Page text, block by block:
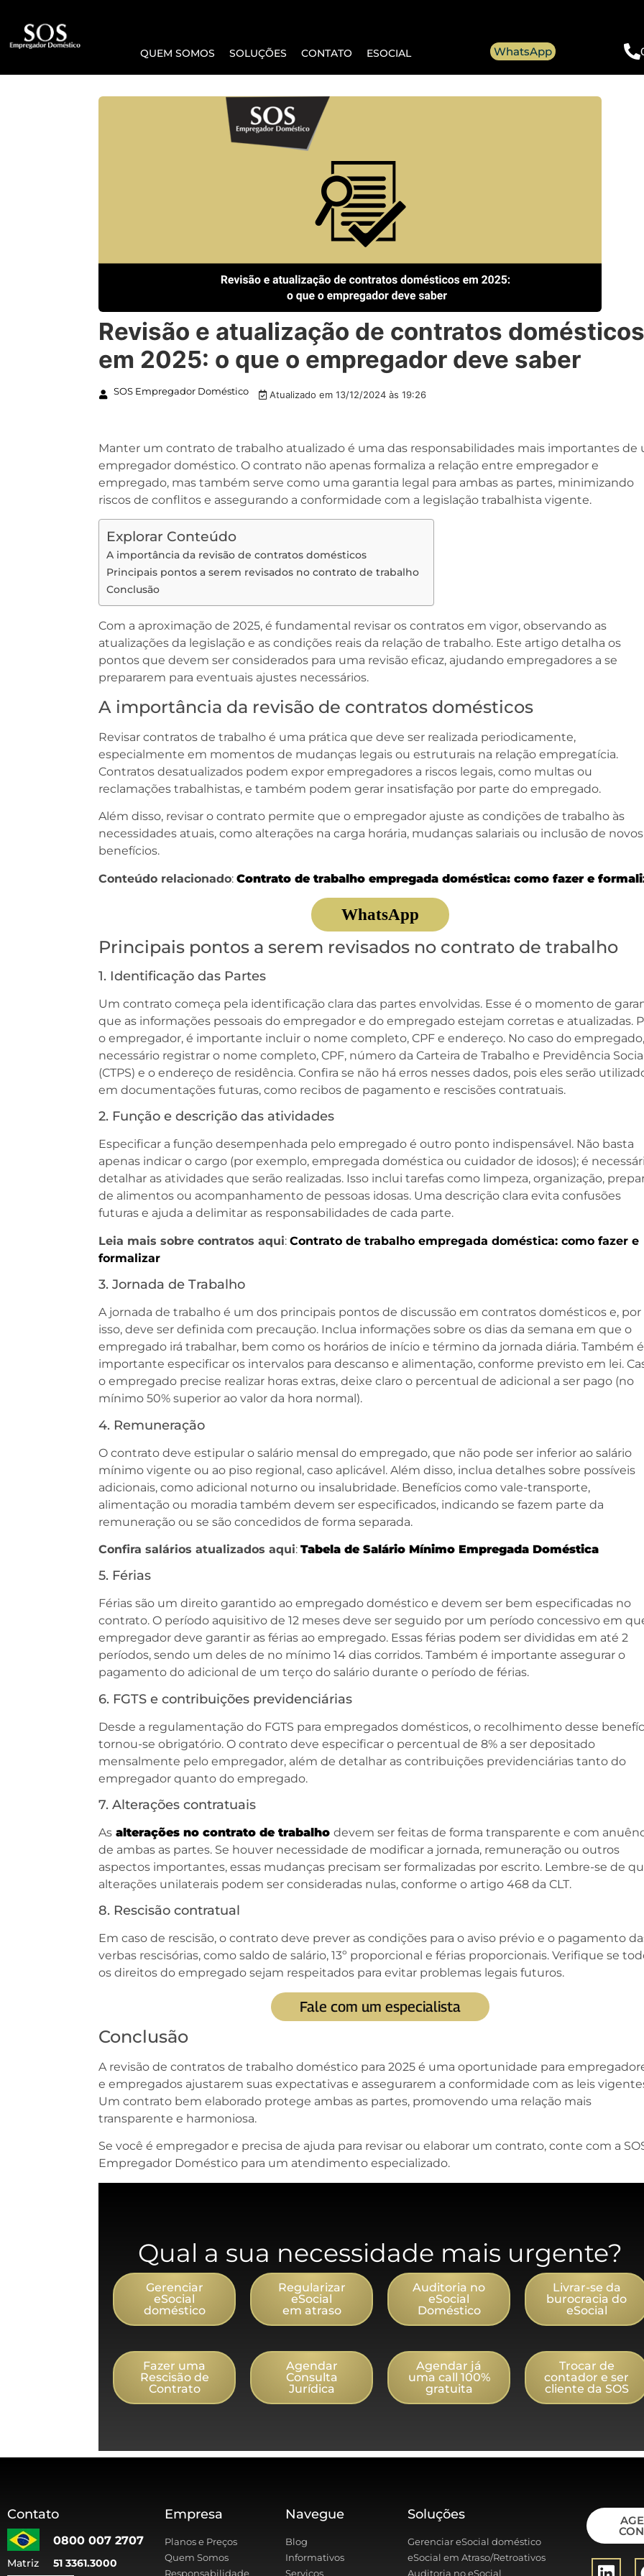
QUEM SOMOS SOLUÇÕES CONTATO ESOCIAL WhatsApp
Revisão e atualização de contratos domésticos
em 2025: o que o empregador deve saber
SOS Empregador Doméstico Atualizado em 13/12/2024 às 19:26
Manter um contrato de trabalho atualizado é uma das responsabilidades mais importantes de
empregador doméstico. O contrato não apenas formaliza a relação entre empregador e
empregado, mas também serve como uma garantia legal para ambas as partes, minimizando
riscos de conflitos e assegurando a conformidade com a legislação trabalhista vigente.
Explorar Conteúdo
A importância da revisão de contratos domésticos
Principais pontos a serem revisados no contrato de trabalho
Conclusão
Com a aproximação de 2025, é fundamental revisar os contratos em vigor, observando as
atualizações da legislação e as condições reais da relação de trabalho. Este artigo detalha os
pontos que devem ser considerados para uma revisão eficaz, ajudando empregadores a se
prepararem para eventuais ajustes necessários.
A importância da revisão de contratos domésticos
Revisar contratos de trabalho é uma prática que deve ser realizada periodicamente,
especialmente em momentos de mudanças legais ou estruturais na relação empregatícia.
Contratos desatualizados podem expor empregadores a riscos legais, como multas ou
reclamações trabalhistas, e também podem gerar insatisfação por parte do empregado.
Além disso, revisar o contrato permite que o empregador ajuste as condições de trabalho às
necessidades atuais, como alterações na carga horária, mudanças salariais ou inclusão de novos
benefícios.
Conteúdo relacionado: Contrato de trabalho empregada doméstica: como fazer e
WhatsApp
Principais pontos a serem revisados no contrato de trabalho
1. Identificação das Partes
Um contrato começa pela identificação clara das partes envolvidas. Esse é o momento de
que as informações pessoais do empregador e do empregado estejam corretas e atualizadas.
o empregador, é importante incluir o nome completo, CPF e endereço. No caso do
necessário registrar o nome completo, CPF, número da Carteira de Trabalho e Previdência
(CTPS) e o endereço de residência. Confira se não há erros nesses dados, pois eles serão
em documentações futuras, como recibos de pagamento e rescisões contratuais.
2. Função e descrição das atividades
Especificar a função desempenhada pelo empregado é outro ponto indispensável. Não basta
apenas indicar o cargo (por exemplo, empregada doméstica ou cuidador de idosos); é
detalhar as atividades que serão realizadas. Isso inclui tarefas como limpeza, organização,
de alimentos ou acompanhamento de pessoas idosas. Uma descrição clara evita confusões
futuras e ajuda a delimitar as responsabilidades de cada parte.
Leia mais sobre contratos aqui: Contrato de trabalho empregada doméstica: como fazer e
formalizar
3. Jornada de Trabalho
A jornada de trabalho é um dos principais pontos de discussão em contratos domésticos e, por
isso, deve ser definida com precaução. Inclua informações sobre os dias da semana em que o
empregado irá trabalhar, bem como os horários de início e término da jornada diária. Também é
importante especificar os intervalos para descanso e alimentação, conforme previsto em lei.
o empregado precise realizar horas extras, deixe claro o percentual de adicional a ser pago (no
mínimo 50% superior ao valor da hora normal).
4. Remuneração
O contrato deve estipular o salário mensal do empregado, que não pode ser inferior ao salário
mínimo vigente ou ao piso regional, caso aplicável. Além disso, inclua detalhes sobre possíveis
adicionais, como adicional noturno ou insalubridade. Benefícios como vale-transporte,
alimentação ou moradia também devem ser especificados, indicando se fazem parte da
remuneração ou se são concedidos de forma separada.
Confira salários atualizados aqui: Tabela de Salário Mínimo Empregada Doméstica
5. Férias
Férias são um direito garantido ao empregado doméstico e devem ser bem especificadas no
contrato. O período aquisitivo de 12 meses deve ser seguido por um período concessivo em
empregador deve garantir as férias ao empregado. Essas férias podem ser divididas em até 2
períodos, sendo um deles de no mínimo 14 dias corridos. Também é importante assegurar o
pagamento do adicional de um terço do salário durante o período de férias.
6. FGTS e contribuições previdenciárias
Desde a regulamentação do FGTS para empregados domésticos, o recolhimento desse
tornou-se obrigatório. O contrato deve especificar o percentual de 8% a ser depositado
mensalmente pelo empregador, além de detalhar as contribuições previdenciárias tanto do
empregador quanto do empregado.
7. Alterações contratuais
As alterações no contrato de trabalho devem ser feitas de forma transparente e com
de ambas as partes. Se houver necessidade de modificar a jornada, remuneração ou outros
aspectos importantes, essas mudanças precisam ser formalizadas por escrito. Lembre-se de
alterações unilaterais podem ser consideradas nulas, conforme o artigo 468 da CLT.
8. Rescisão contratual
Em caso de rescisão, o contrato deve prever as condições para o aviso prévio e o pagamento
verbas rescisórias, como saldo de salário, 13º proporcional e férias proporcionais. Verifique se
os direitos do empregado sejam respeitados para evitar problemas legais futuros.
Fale com um especialista
Conclusão
A revisão de contratos de trabalho doméstico para 2025 é uma oportunidade para
e empregados ajustarem suas expectativas e assegurarem a conformidade com as leis
Um contrato bem elaborado protege ambas as partes, promovendo uma relação mais
transparente e harmoniosa.
Se você é empregador e precisa de ajuda para revisar ou elaborar um contrato, conte com a
Empregador Doméstico para um atendimento especializado.
Qual a sua necessidade mais urgente?
Gerenciar
eSocial
doméstico
Regularizar
eSocial
em atraso
Auditoria no
eSocial
Doméstico
Livrar-se da
burocracia do
eSocial
Fazer uma
Rescisão de
Contrato
Agendar
Consulta
Jurídica
Agendar já
uma call 100%
gratuita
Trocar de
contador e ser
cliente da SOS
Contato
0800 007 2707
Matriz 51 3361.3000
Empresa
Planos e Preços
Quem Somos
Responsabilidade
Navegue
Blog
Informativos
Serviços
Soluções
Gerenciar eSocial doméstico
eSocial em Atraso/Retroativos
Auditoria no eSocial